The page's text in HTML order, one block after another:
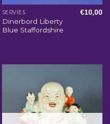
SERVIES
Dinerbord Liberty
Blue Staffordshire
€10,00